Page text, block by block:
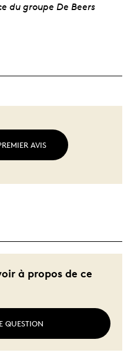
du groupe De Beers
AVIS
à propos de ce
QUESTION